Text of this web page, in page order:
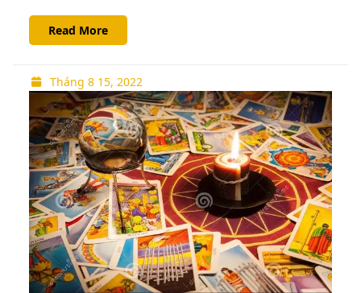
Read MoreRead
More
Tháng 8 15, 2022Tháng
8
15,
2022